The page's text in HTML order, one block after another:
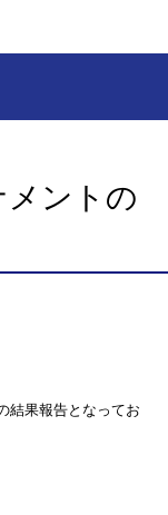
メントの
結果報告となってお